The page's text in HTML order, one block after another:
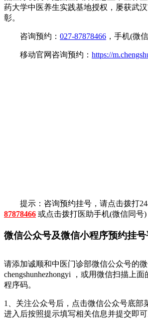
药大学中医养生实践基地授权，屡获武
彰。
咨询预约： 027-87878466 ，手机(微
移动官网咨询预约： https://
提示：咨询预约挂号，请点击拨打24
87878466 或点击拨打医助手机(微信同号)
微信公众号及微信小程序预约挂号
请添加诚顺和中医门诊部微信公众号的微
chengshunhezhongyi ，或用微信扫描上
程序码。
1、关注公众号后，点击微信公众号底部
进入后按照提示填写相关信息并提交即可